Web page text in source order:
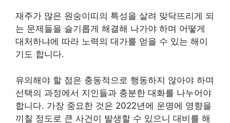
재주가 많은 원숭이띠의 특성을 살려 맞닥뜨리게 되
는 문제들을 슬기롭게 해결해 나가야 하며 어떻게
대처하냐에 따라 노력의 대가를 얻을 수 있는 해이
기도 합니다.
유의해야 할 점은 충동적으로 행동하지 않아야 하며
선택의 과정에서 지인들과 충분한 대화를 나누어야
합니다. 가장 중요한 것은 2022년에 운명에 영향을
끼칠 정도로 큰 사건이 발생할 수 있으니 대비를 해